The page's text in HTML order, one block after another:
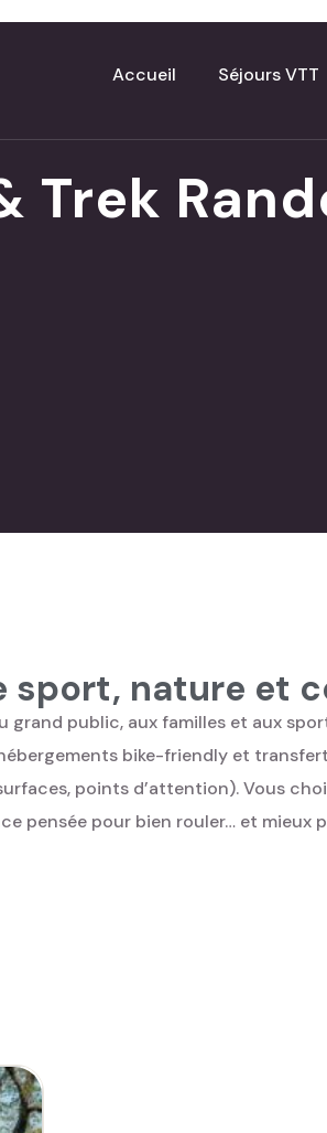
Accueil Séjours VTT
Trek
sport, nature et
grand public, aux familles et aux
bike-friendly et
points d’attention). Vous
pensée pour bien rouler… et mieux